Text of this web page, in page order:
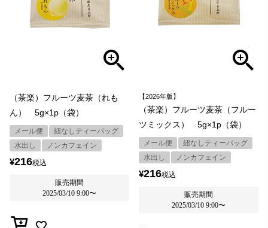
（茶楽）フルーツ麦茶（れも
ん） 5g×1p（袋）
メール便
紐なしティーバッグ
水出し
ノンカフェイン
¥216税込
販売期間
2025/03/10 9:00〜
【2026年版】
（茶楽）フルーツ麦茶（フルー
ツミックス） 5g×1p（袋）
メール便
紐なしティーバッグ
水出し
ノンカフェイン
¥216税込
販売期間
2025/03/10 9:00〜